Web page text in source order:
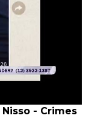
- Crimes